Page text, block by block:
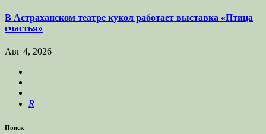
В Астраханском театре кукол работает выставка «Птица
счастья»
Авг 4, 2026
R
Поиск